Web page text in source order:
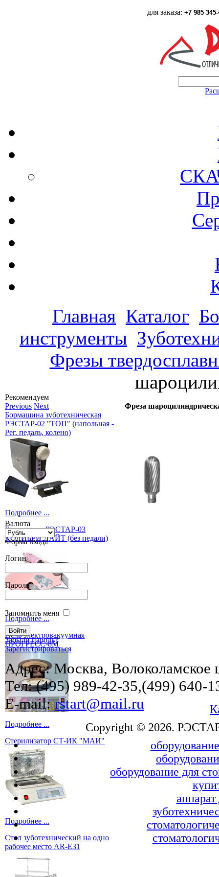
для заказа: +7 985
Главная Каталог
инструменты
Фрезы
Рекомендуем
Previous Next
Бормашина зуботехническая
РЭСТАР-02 "ТОП" (напольная -
Рег. педаль, колено)
Подробнее ...
Бормашина РЭСТАР-03
КОЛИБРИ ЛАЙТ (без педали)
Подробнее ...
Печь электровакуумная
ПРОГРЕСС-8М
Подробнее ...
Стерилизатор СТ-ИК "МАИ"
Подробнее ...
Стол зуботехнический на одно
рабочее место AR-E31
Валюта
Форма входа
Логин
Пароль
Запомнить меня
Забыли пароль?
Зарегистрироваться
Фреза
Адрес: Москва, Волоколамское
Тел: (495) 989-42-35,(499) 640-
E-mail:rstart@mail.ru
Copyright © 2026.
оборудование для